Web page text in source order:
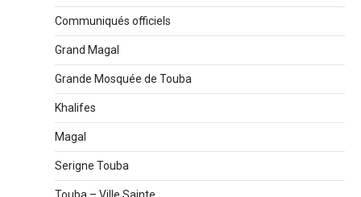
Communiqués officiels
Grand Magal
Grande Mosquée de Touba
Khalifes
Magal
Serigne Touba
Touba – Ville Sainte